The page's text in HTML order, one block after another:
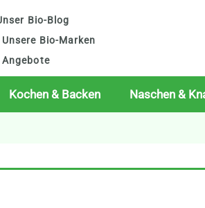
Bio-Blog
Unsere Bio-Marken
Angebote
Kochen & Backen Naschen &